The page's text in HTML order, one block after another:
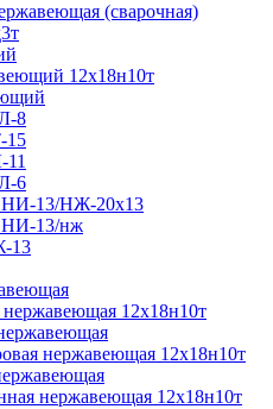
(сварочная)
12х18н10т
8
15
6
13/НЖ-20х13
13/нж
13
нержавеющая 12х18н10т
нержавеющая 12х18н10т
нержавеющая 12х18н10т